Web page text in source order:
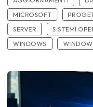
MICROSOFT
SERVER
SISTEMI
WINDOWS